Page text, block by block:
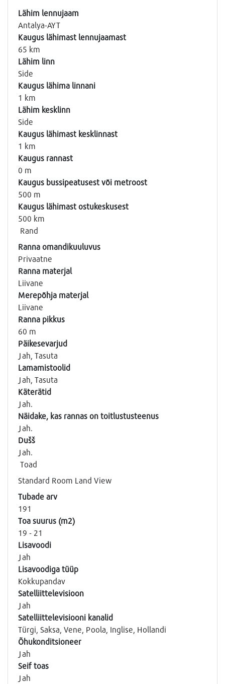
Lähim lennujaam
Antalya-AYT
Kaugus lähimast lennujaamast
65 km
Lähim linn
Side
Kaugus lähima linnani
1 km
Lähim kesklinn
Side
Kaugus lähimast kesklinnast
1 km
Kaugus rannast
0 m
Kaugus bussipeatusest või metroost
500 m
Kaugus lähimast ostukeskusest
500 km
Rand
Ranna omandikuuluvus
Privaatne
Ranna materjal
Liivane
Merepõhja materjal
Liivane
Ranna pikkus
60 m
Päikesevarjud
Jah, Tasuta
Lamamistoolid
Jah, Tasuta
Käterätid
Jah.
Näidake, kas rannas on toitlustusteenus
Jah.
Dušš
Jah.
Toad
Standard Room Land View
Tubade arv
191
Toa suurus (m2)
19 - 21
Lisavoodi
Jah
Lisavoodiga tüüp
Kokkupandav
Satelliittelevisioon
Jah
Satelliittelevisiooni kanalid
Türgi, Saksa, Vene, Poola, Inglise, Hollandi
Õhukonditsioneer
Jah
Seif toas
Jah